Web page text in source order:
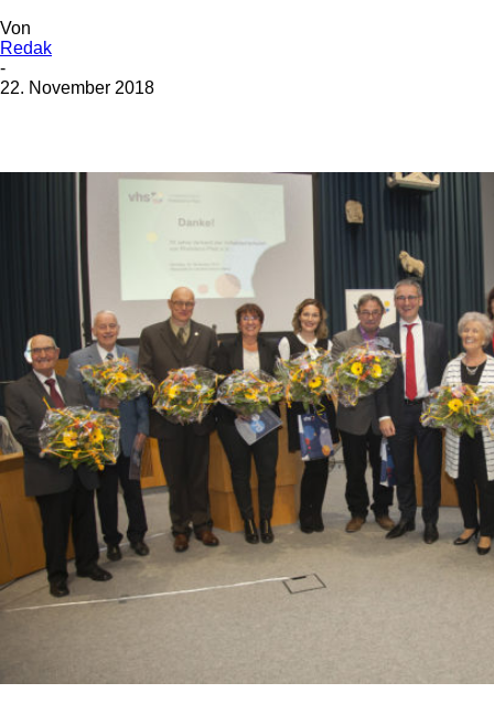
Von
Redak
-
22. November 2018